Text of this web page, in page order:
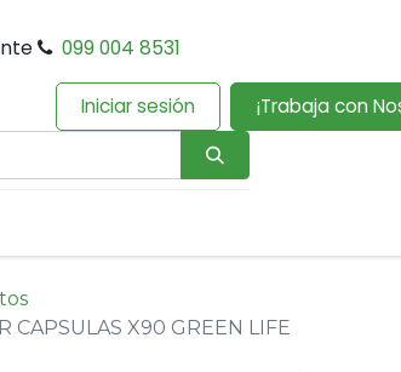
099 004 8531
Iniciar sesión ¡Trabaja con
CAPSULAS X90 GREEN LIFE